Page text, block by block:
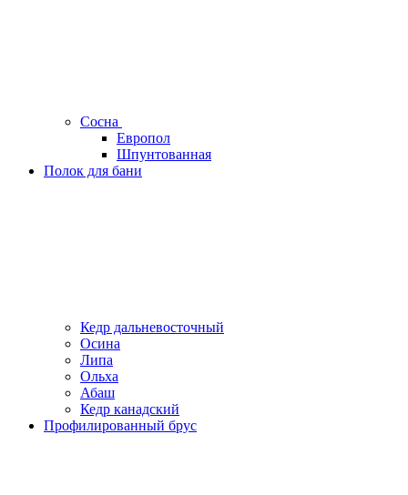
Сосна
Европол
Шпунтованная
Полок для бани
Кедр дальневосточный
Осина
Липа
Ольха
Абаш
Кедр канадский
Профилированный брус